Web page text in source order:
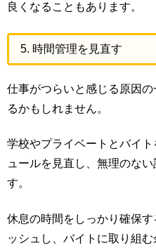
良くなることもあります。
5. 時間管理を見直す
仕事がつらいと感じる原因
るかもしれません。
学校やプライベートとバイ
ュールを見直し、無理のな
す。
休息の時間をしっかり確保
ッシュし、バイトに取り組む